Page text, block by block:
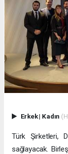
Erkek| Kadın
Türk Şirketleri,
sağlayacak.